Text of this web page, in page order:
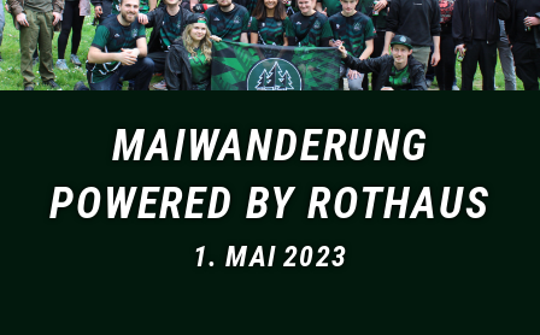
MAIWANDERUNG
POWERED BY ROTHAUS
1. MAI 2023